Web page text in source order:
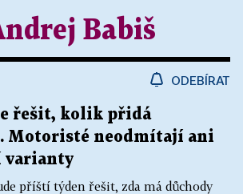
Babiš
ODEBÍRAT
řešit, kolik přidá
Motoristé neodmítají ani
varianty
příští týden řešit, zda má důchody